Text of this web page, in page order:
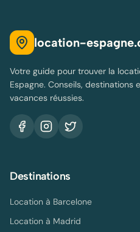
location-
Votre guide pour trouver la
Espagne. Conseils, destinations
vacances réussies.
Destinations
Location à Barcelone
Location à Madrid